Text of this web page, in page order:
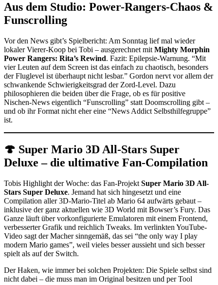
Aus dem Studio: Power-Rangers-Chaos &
Funscrolling
Vor den News gibt’s Spielbericht: Am Sonntag lief mal wieder
lokaler Vierer-Koop bei Tobi – ausgerechnet mit Mighty Morphin
Power Rangers: Rita’s Rewind. Fazit: Epilepsie-Warnung. “Mit
vier Leuten auf dem Screen ist das einfach zu chaotisch, besonders
der Fluglevel ist überhaupt nicht lesbar.” Gordon nervt vor allem der
schwankende Schwierigkeitsgrad der Zord-Level. Dazu
philosophieren die beiden über die Frage, ob es für positive
Nischen-News eigentlich “Funscrolling” statt Doomscrolling gibt –
und ob ihr Format nicht eher eine “News Addict Selbsthilfegruppe”
ist.
🍄 Super Mario 3D All-Stars Super
Deluxe – die ultimative Fan-Compilation
Tobis Highlight der Woche: das Fan-Projekt Super Mario 3D All-
Stars Super Deluxe. Jemand hat sich hingesetzt und eine
Compilation aller 3D-Mario-Titel ab Mario 64 aufwärts gebaut –
inklusive der ganz aktuellen wie 3D World mit Bowser’s Fury. Das
Ganze läuft über vorkonfigurierte Emulatoren mit einem Frontend,
verbesserter Grafik und reichlich Tweaks. Im verlinkten YouTube-
Video sagt der Macher sinngemäß, das sei “the only way I play
modern Mario games”, weil vieles besser aussieht und sich besser
spielt als auf der Switch.
Der Haken, wie immer bei solchen Projekten: Die Spiele selbst sind
nicht dabei – die muss man im Original besitzen und per Tool